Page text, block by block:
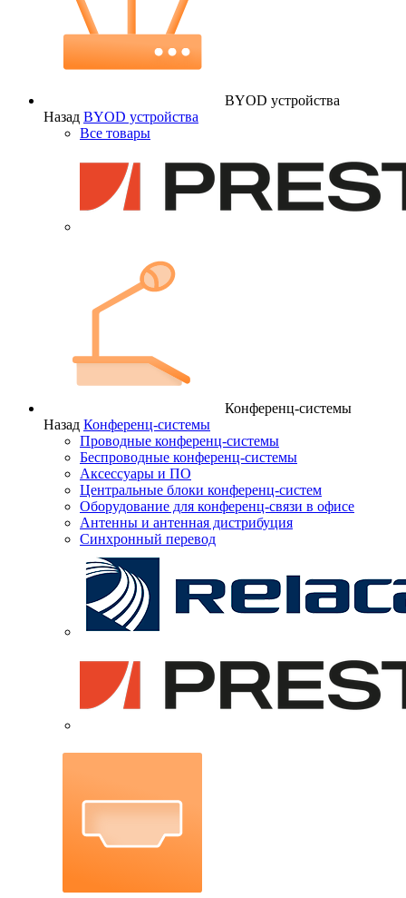
BYOD устройства
Назад BYOD устройства
Все товары
Конференц-системы
Назад Конференц-системы
Проводные конференц-системы
Беспроводные конференц-системы
Аксессуары и ПО
Центральные блоки конференц-систем
Оборудование для конференц-связи в офисе
Антенны и антенная дистрибуция
Синхронный перевод